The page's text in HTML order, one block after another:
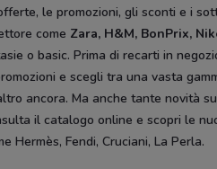
le promozioni, gli sconti e i
come Zara, H&M, BonPrix,
o basic. Prima di recarti in
e scegli tra una vasta
ancora. Ma anche tante novità
il catalogo online e scopri le
Hermès, Fendi, Cruciani, La Perla.